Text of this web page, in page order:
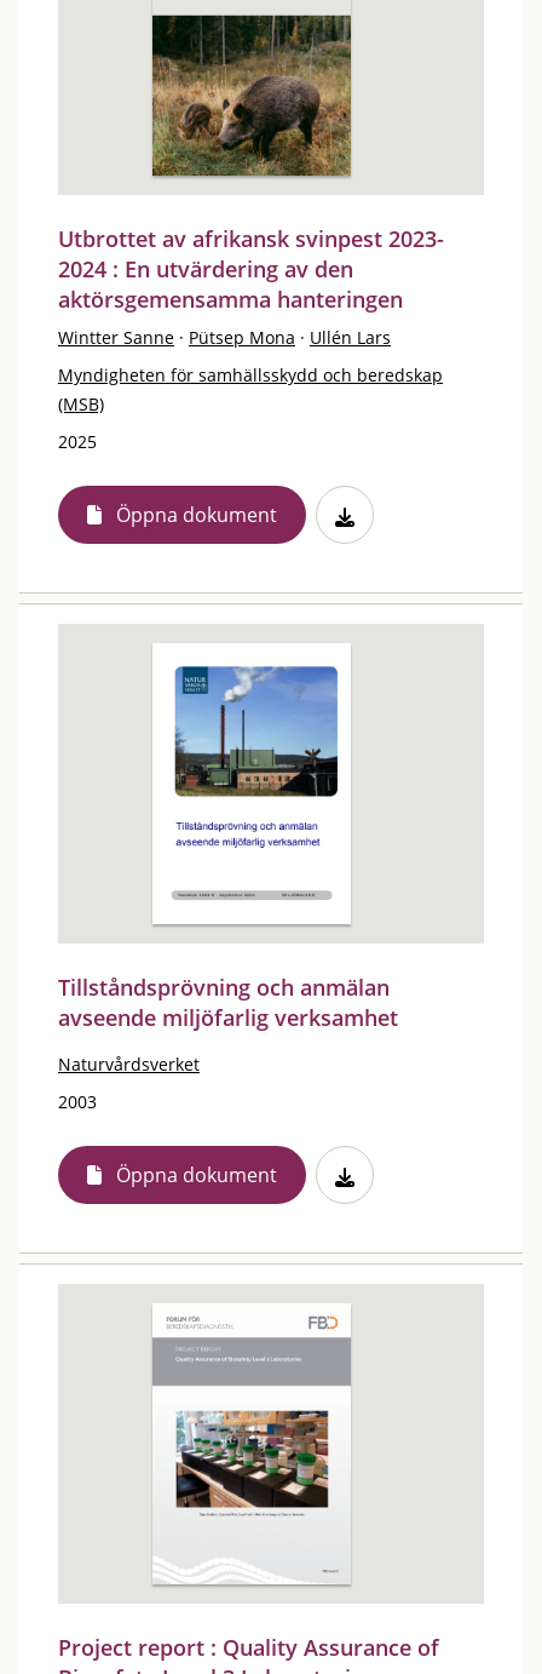
Utbrottet av afrikansk svinpest 2023-
2024 : En utvärdering av den
aktörsgemensamma hanteringen
Wintter Sanne · Pütsep Mona · Ullén Lars
Myndigheten för samhällsskydd och beredskap
(MSB)
2025
Öppna dokument
Tillståndsprövning och anmälan
avseende miljöfarlig verksamhet
Naturvårdsverket
2003
Öppna dokument
Project report : Quality Assurance of